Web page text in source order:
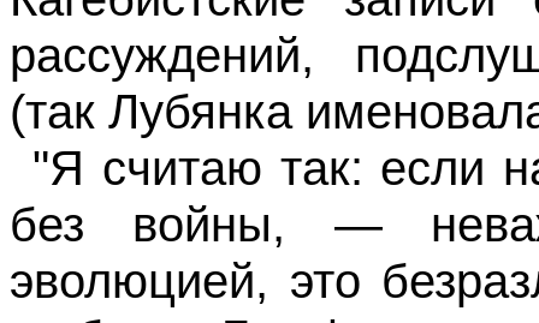
рассуждений,
(так Лубянка
"Я считаю так: если
без войны, —
эволюцией, это